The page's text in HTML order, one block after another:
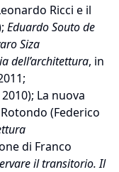
Ricci e il
Eduardo Souto de
Siza
dell’architettura, in
La nuova
(Federico
di Franco
il transitorio. Il